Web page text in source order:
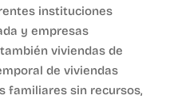
instituciones
y empresas
viviendas de
de viviendas
familiares sin recursos,